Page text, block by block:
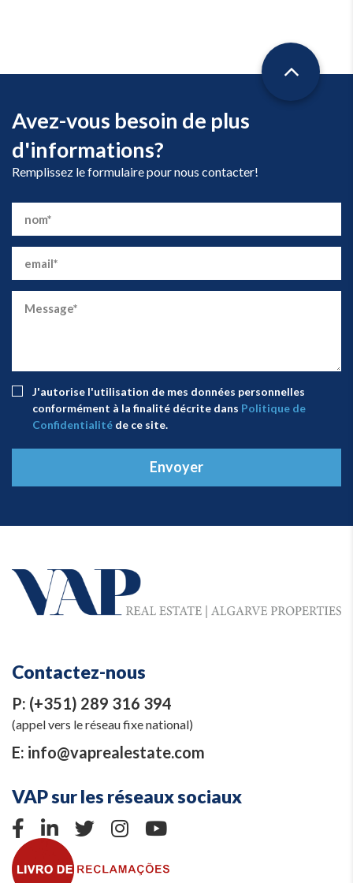
Contactez-nous
P: (+351) 289 316 394
(appel vers le réseau fixe national)
E: info@vaprealestate.com
VAP sur les réseaux sociaux
Avez-vous besoin de plus
d'informations?
Remplissez le formulaire pour nous contacter!
J'autorise l'utilisation de mes données personnelles
conformément à la finalité décrite dans Politique de
Confidentialité de ce site.
Envoyer